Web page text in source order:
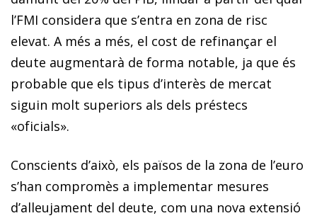
l’FMI considera que s’entra en zona de risc
elevat. A més a més, el cost de refinançar el
deute augmentarà de forma notable, ja que és
probable que els tipus d’interès de mercat
siguin molt superiors als dels préstecs
«oficials».
Conscients d’això, els països de la zona de l’euro
s’han compromès a implementar mesures
d’alleujament del deu­­te, com una nova extensió